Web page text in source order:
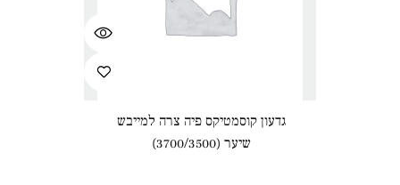
גדעון קוסמטיקס פיה צרה למייבש
שיער (3700/3500)